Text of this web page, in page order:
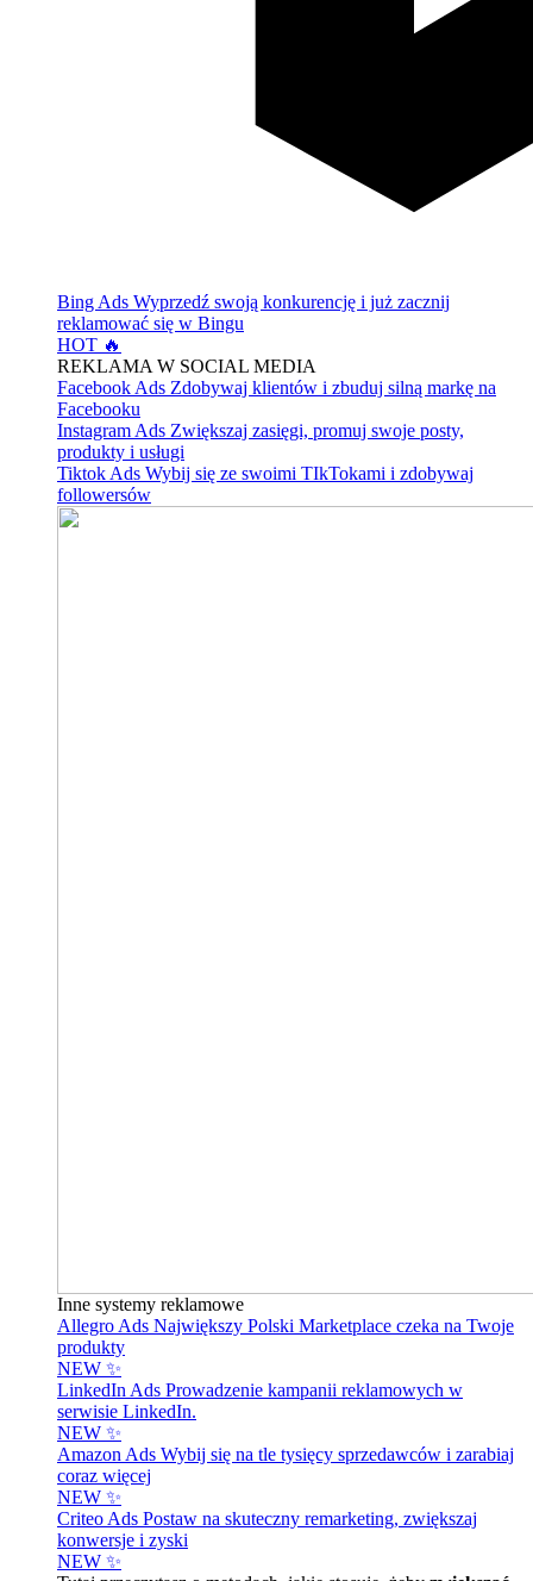
Bing Ads Wyprzedź swoją konkurencję i już zacznij
reklamować się w Bingu
HOT 🔥
REKLAMA W SOCIAL MEDIA
Facebook Ads Zdobywaj klientów i zbuduj silną markę na
Facebooku
Instagram Ads Zwiększaj zasięgi, promuj swoje posty,
produkty i usługi
Tiktok Ads Wybij się ze swoimi TIkTokami i zdobywaj
followersów
Inne systemy reklamowe
Allegro Ads Największy Polski Marketplace czeka na Twoje
produkty
NEW ✨
LinkedIn Ads Prowadzenie kampanii reklamowych w
serwisie LinkedIn.
NEW ✨
Amazon Ads Wybij się na tle tysięcy sprzedawców i zarabiaj
coraz więcej
NEW ✨
Criteo Ads Postaw na skuteczny remarketing, zwiększaj
konwersje i zyski
NEW ✨